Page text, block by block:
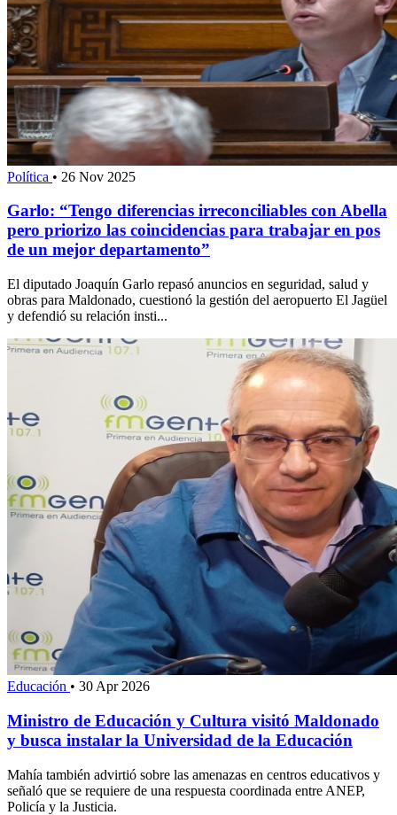
Política • 26 Nov 2025
Garlo: “Tengo diferencias irreconciliables con Abella
pero priorizo las coincidencias para trabajar en pos
de un mejor departamento”
El diputado Joaquín Garlo repasó anuncios en seguridad, salud y
obras para Maldonado, cuestionó la gestión del aeropuerto El Jagüel
y defendió su relación insti...
Educación • 30 Apr 2026
Ministro de Educación y Cultura visitó Maldonado
y busca instalar la Universidad de la Educación
Mahía también advirtió sobre las amenazas en centros educativos y
señaló que se requiere de una respuesta coordinada entre ANEP,
Policía y la Justicia.